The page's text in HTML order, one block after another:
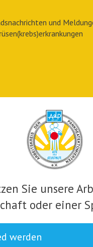
und
Sie unsere
oder einer
werden